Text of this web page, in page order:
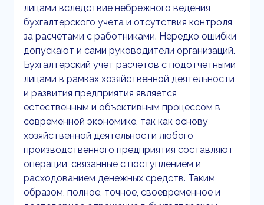
лицами вследствие небрежного ведения
бухгалтерского учета и отсутствия контроля
за расчетами с работниками. Нередко ошибки
допускают и сами руководители организаций.
Бухгалтерский учет расчетов с подотчетными
лицами в рамках хозяйственной деятельности
и развития предприятия является
естественным и объективным процессом в
современной экономике, так как основу
хозяйственной деятельности любого
производственного предприятия составляют
операции, связанные с поступлением и
расходованием денежных средств. Таким
образом, полное, точное, своевременное и